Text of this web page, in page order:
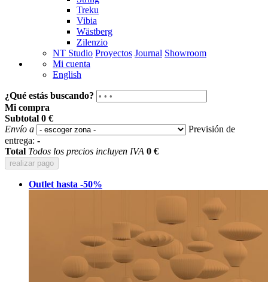
Treku
Vibia
Wästberg
Zilenzio
NT Studio Proyectos Journal Showroom
Mi cuenta
English
¿Qué estás buscando?
Mi compra
Subtotal 0 €
Envío a
Previsión de
entrega: -
Total Todos los precios incluyen IVA 0 €
realizar pago
Outlet hasta -50%